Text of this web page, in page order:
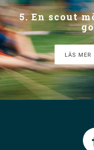
5. En scout
LÄS MER